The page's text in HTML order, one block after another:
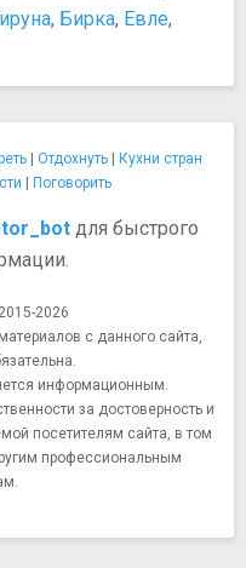
, Бирка, Евле,
| Отдохнуть|
Кухни стран
Поговорить
для быстрого
2026
с данного сайта,
информационным.
за достоверность и
посетителям сайта, в том
профессиональным